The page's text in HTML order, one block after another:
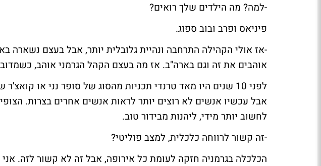
-למה? מה הילדים שלך רואים?
פיניאס ופרב ובוב ספוג.
-אז אולי הקהילה התרחבה ונהיית גלובלית יותר, אבל בעצם נשארה
אוהבים את זה וגם בארה"ב. אז מה בעצם הקהל הגרמני אוהב,
לפני 10 שנים היו מאד טרנדי תכניות מהסוג של
סופר נני או קואצ'ר
אבל עכשיו אנשים לא רוצים יותר לראות אנשים אחרים בצרות.
לחשוב יותר מידי, ליהנות מבידור טוב.
-זה קשור לרווחה כלכלית, למצב פוליטי?
הכלכלה בגרמניה חזקה לעומת כל אירופה, אבל זה לא קשור לזה.